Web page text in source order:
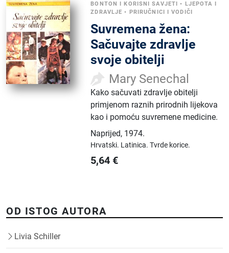
BONTON I KORISNI SAVJETI • LJEPOTA I
ZDRAVLJE • PRIRUČNICI I VODIČI
Suvremena žena:
Sačuvajte zdravlje
svoje obitelji
Mary Senechal
Kako sačuvati zdravlje obitelji
primjenom raznih prirodnih lijekova
kao i pomoću suvremene medicine.
Naprijed, 1974.
Hrvatski. Latinica.Tvrde korice.
5,64 €
OD ISTOG AUTORA
Livia Schiller